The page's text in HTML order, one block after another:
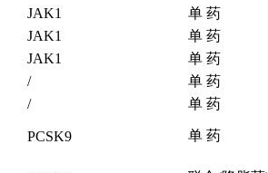
JAK1
单 药
JAK1
单 药
JAK1
单 药
/
单 药
/
单 药
PCSK9 单 药